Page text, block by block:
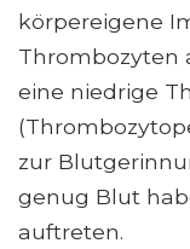
körpereigene
Thrombozyten
eine niedrige
zur
genug Blut
auftreten.